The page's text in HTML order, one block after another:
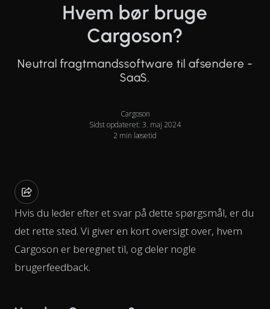
Hvem bør bruge
Cargoson?
Neutral fragtmandssoftware til afsendere -
SaaS.
Cargoson
Sidst opdateret: 3. maj 2024
2 min læsetid
Hvis du leder efter et svar på dette spørgsmål, er du
det rette sted. Vi giver en kort oversigt over, hvem
Cargoson er beregnet til, og deler nogle
brugerfeedback.